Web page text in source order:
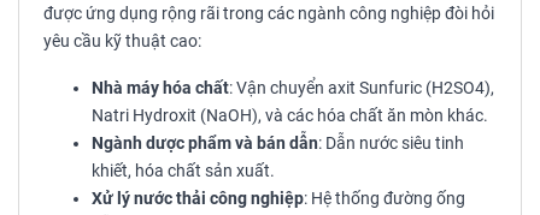
được ứng dụng rộng rãi trong các ngành công nghiệp đòi hỏi
yêu cầu kỹ thuật cao:
Nhà máy hóa chất: Vận chuyển axit Sunfuric (H2​SO4​),
Natri Hydroxit (NaOH), và các hóa chất ăn mòn khác.
Ngành dược phẩm và bán dẫn: Dẫn nước siêu tinh
khiết, hóa chất sản xuất.
Xử lý nước thải công nghiệp: Hệ thống đường ống